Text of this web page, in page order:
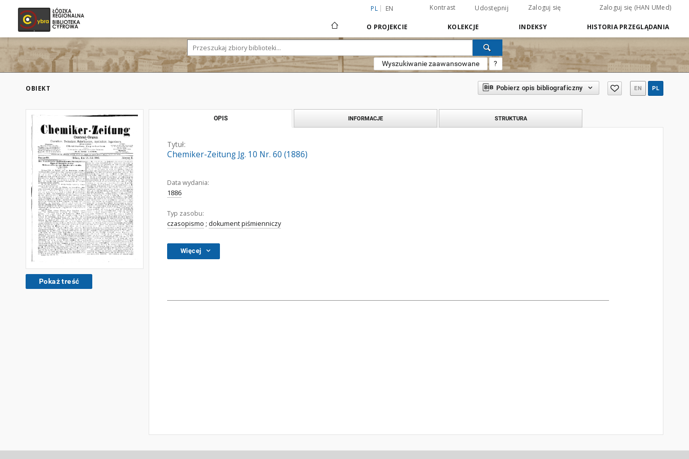
PL EN Kontrast Udostępnij Zaloguj się Zaloguj się (HAN UMed)
O PROJEKCIE KOLEKCJE INDEKSY HISTORIA PRZEGLĄDANIA
Wyszukiwanie zaawansowane ?
OBIEKT Pobierz opis bibliograficzny EN PL
Pokaż treść
OPIS INFORMACJE STRUKTURA
Tytuł:
Chemiker-Zeitung Jg. 10 Nr. 60 (1886)
Data wydania:
1886
Typ zasobu:
czasopismo ; dokument piśmienniczy
Więcej